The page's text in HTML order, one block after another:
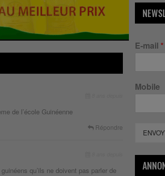
de l’école Guinéenne
Répondre
qu’ils ne doivent pas parler de
E-mail *
Mobile